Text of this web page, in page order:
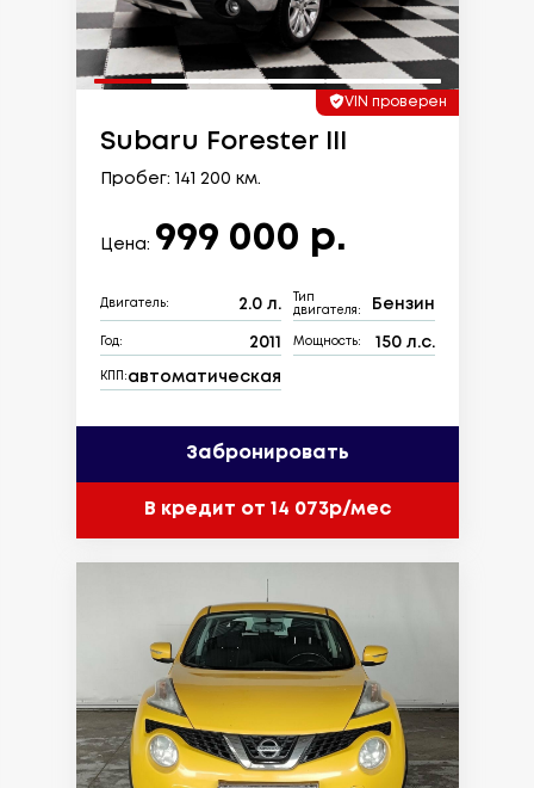
VIN проверен
Subaru Forester III
Пробег: 141 200 км.
Цена: 999 000 р.
Двигатель: 2.0 л.
Тип
двигателя:
Бензин
Год: 2011 Мощность: 150 л.с.
КПП: автоматическая
Забронировать
В кредит от 14 073р/мес